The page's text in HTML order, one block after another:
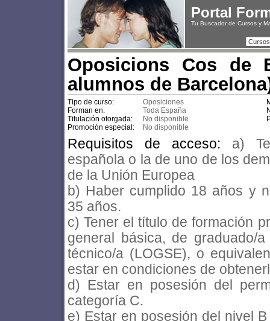
Portal
Tu Buscador de Cursos y
Oposicions Cos de
alumnos de
Tipo de curso: Oposiciones
Forman en:
Toda España
Titulación otorgada:
No disponible
Promoción especial:
No disponible
Requisitos de acceso: a)
española o la de uno de los
de la Unión Europea
b) Haber cumplido 18 años y
35 años.
c) Tener el título de formación
general básica, de graduado/
técnico/a (LOGSE), o
estar en condiciones de
d) Estar en posesión del
categoría C.
e) Estar en posesión del nivel